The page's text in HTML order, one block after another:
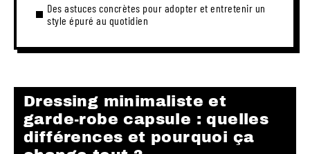
Des astuces concrètes pour adopter et entretenir un
style épuré au quotidien
Dressing minimaliste et
garde-robe capsule : quelles
différences et pourquoi ça